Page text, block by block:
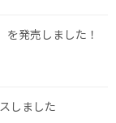
を発売しました！
しました